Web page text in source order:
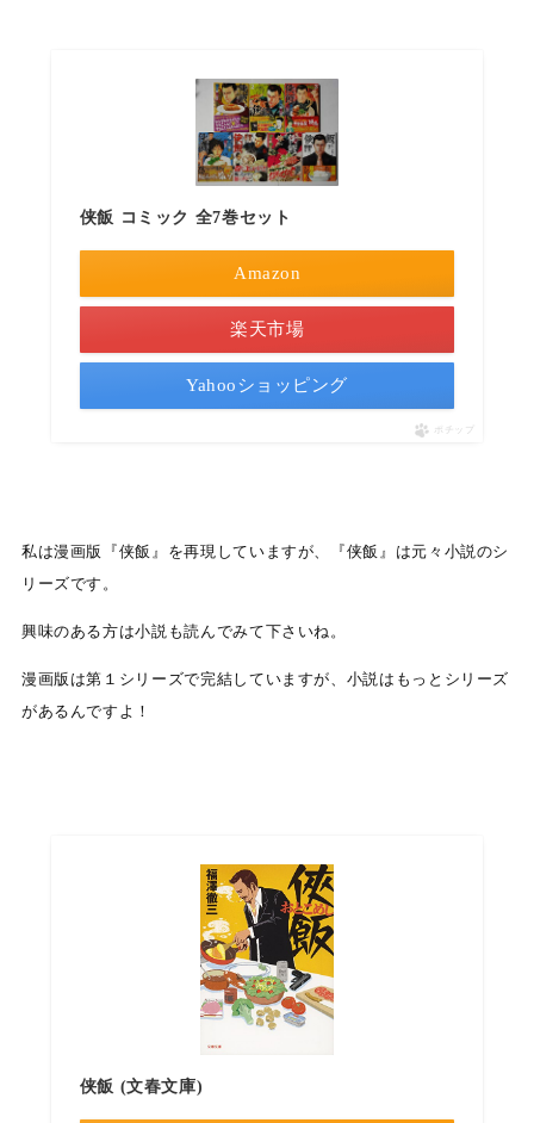
侠飯 コミック 全7巻セット
Amazon
楽天市場
Yahooショッピング
ポチップ
私は漫画版『侠飯』を再現していますが、『侠飯』は元々小説のシ
リーズです。
興味のある方は小説も読んでみて下さいね。
漫画版は第１シリーズで完結していますが、小説はもっとシリーズ
があるんですよ！
侠飯 (文春文庫)